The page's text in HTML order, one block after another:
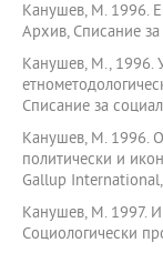
Канушев, М. 1996.
Архив, Списание
Канушев, М., 1996.
Списание за
Канушев, М. 1996.
политически и
Gallup
Канушев, М. 1997.
Социологически